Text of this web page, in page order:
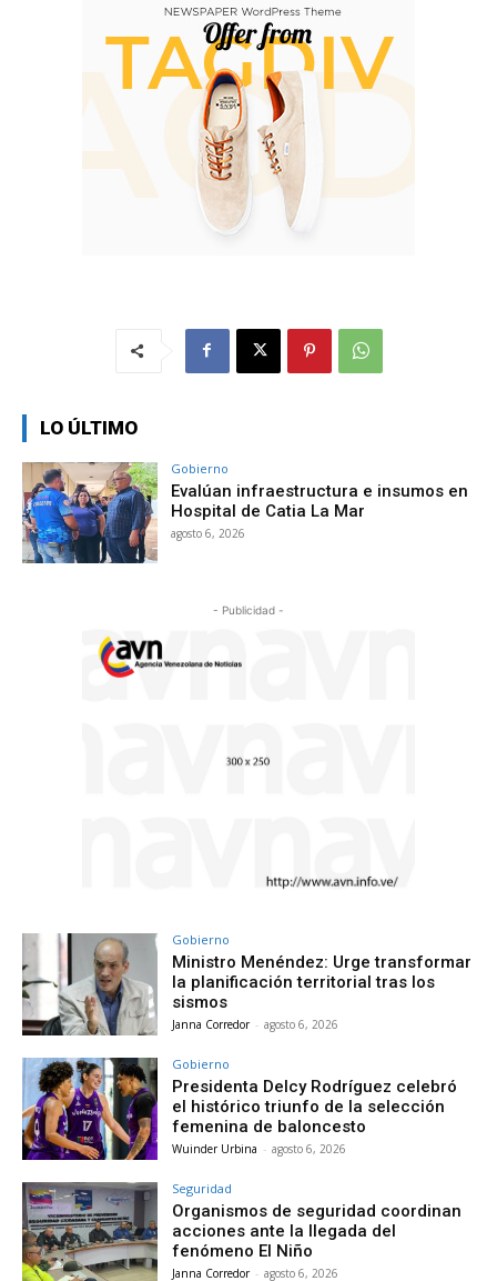
LO ÚLTIMO
Gobierno
Evalúan infraestructura e insumos en
Hospital de Catia La Mar
agosto 6, 2026
- Publicidad -
Gobierno
Ministro Menéndez: Urge transformar
la planificación territorial tras los
sismos
Janna Corredor - agosto 6, 2026
Gobierno
Presidenta Delcy Rodríguez celebró
el histórico triunfo de la selección
femenina de baloncesto
Wuinder Urbina - agosto 6, 2026
Seguridad
Organismos de seguridad coordinan
acciones ante la llegada del
fenómeno El Niño
Janna Corredor - agosto 6, 2026